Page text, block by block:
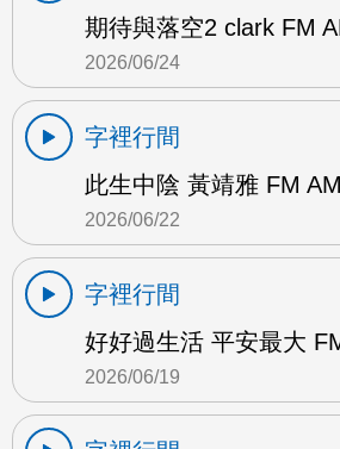
期待與落空2 clark FM
2026/06/24
字裡行間
此生中陰 黃靖雅 FM AM
2026/06/22
字裡行間
好好過生活 平安最大
2026/06/19